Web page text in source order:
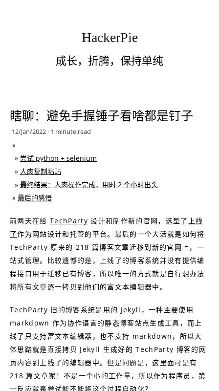
HackerPie
成长，折腾，保持单纯
瞎聊：避免手握锤子看啥都是钉子
12/Jan/2022 · 1 minute read
尝试 python + selenium
人肉复制粘贴
最终结果：人肉操作完成，用时 2 个小时出头
最后的感悟
前两天在给 TechParty 设计和制作新的官网，选型了 上线
了作为网站设计和托管的平台。最后的一个大活就是如何将
TechParty 原来的 218 篇博客文章迁移到新的官网上，一
站式管理。比较遗憾的是，上线了的博客系统并没有提供编
程接口用于迁移已有博客，所以唯一的方式就是自行想办法
将所有文章逐一拷贝到他们的富文本编辑器中。
TechParty 旧的博客系统是用的 Jekyll，一种主要使用
markdown 作为协作语言的静态博客站点生成工具，而上
线了只支持富文本编辑器，也不支持 markdown，所以大
体思路就是直接拷贝 Jekyll 生成好的 TechParty 博客的网
页内容到上线了的编辑器中。但是问题是，这里面可是有
218 篇文章呢！不是一个小的工作量，所以作为程序员，第
一反应就是尝试能不能将这个过程自动化？